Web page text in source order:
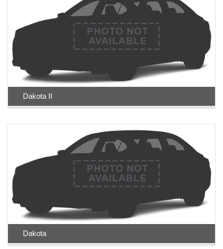
Dakota II
Dakota